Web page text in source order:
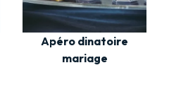
Apéro dinatoire
mariage